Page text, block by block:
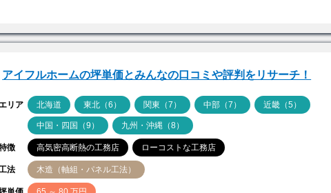
アイフルホームの坪単価とみんなの口コミや評判をリサーチ！
リア 北海道 東北（6） 関東（7） 中部（7） 近畿（5）
中国・四国（9） 九州・沖縄（8）
徴 高気密高断熱の工務店 ローコストな工務店
法 木造（軸組・パネル工法）